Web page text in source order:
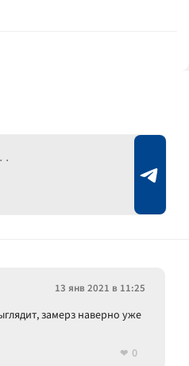
13 янв 2021 в 11:25
замерз наверно уже
0